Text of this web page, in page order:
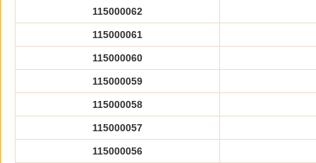
115000062
115000061
115000060
115000059
115000058
115000057
115000056